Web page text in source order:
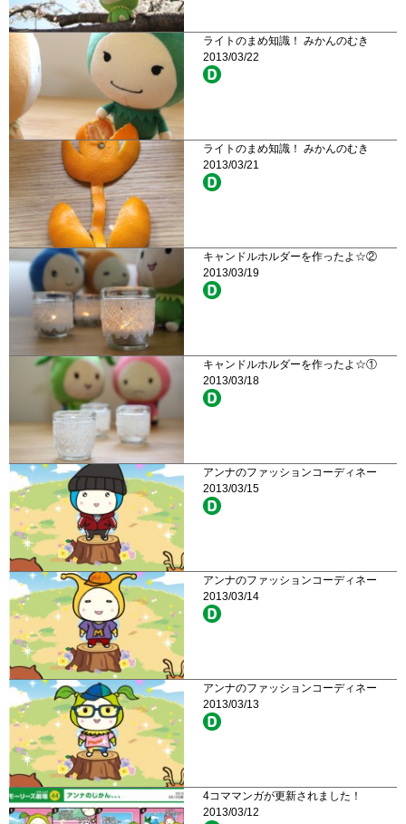
ライトのまめ知識！ みかんのむき
2013/03/22
ライトのまめ知識！ みかんのむき
2013/03/21
キャンドルホルダーを作ったよ☆②
2013/03/19
キャンドルホルダーを作ったよ☆①
2013/03/18
アンナのファッションコーディネー
2013/03/15
アンナのファッションコーディネー
2013/03/14
アンナのファッションコーディネー
2013/03/13
4コママンガが更新されました！
2013/03/12